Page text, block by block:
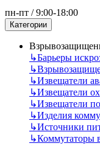
пн-пт / 9:00-18:00
Категории
↳Барьеры
↳
↳Извещатели
↳Извещатели
↳Извещатели
↳Изделия
↳Источники
↳Коммутаторы